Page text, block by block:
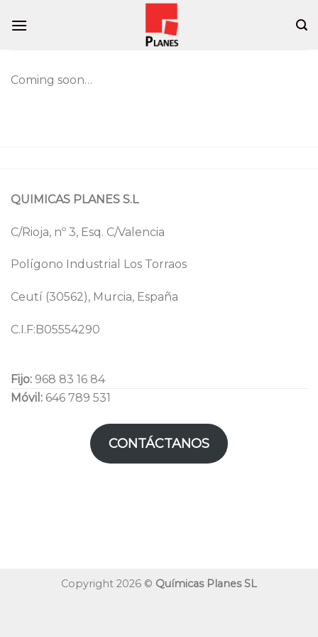
Coming soon…
QUIMICAS PLANES S.L
C/Rioja, nº 3, Esq. C/Valencia
Polígono Industrial Los Torraos
Ceutí (30562), Murcia, España
C.I.F:B05554290
Fijo: 968 83 16 84
Móvil: 646 789 531
CONTÁCTANOS
Copyright 2026 © Químicas Planes SL